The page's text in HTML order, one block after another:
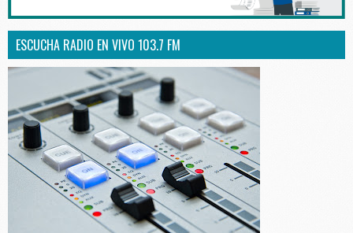
ESCUCHA RADIO EN VIVO 103.7 FM